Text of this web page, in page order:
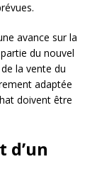
avance sur la
du nouvel
la vente du
adaptée
doivent être
d’un